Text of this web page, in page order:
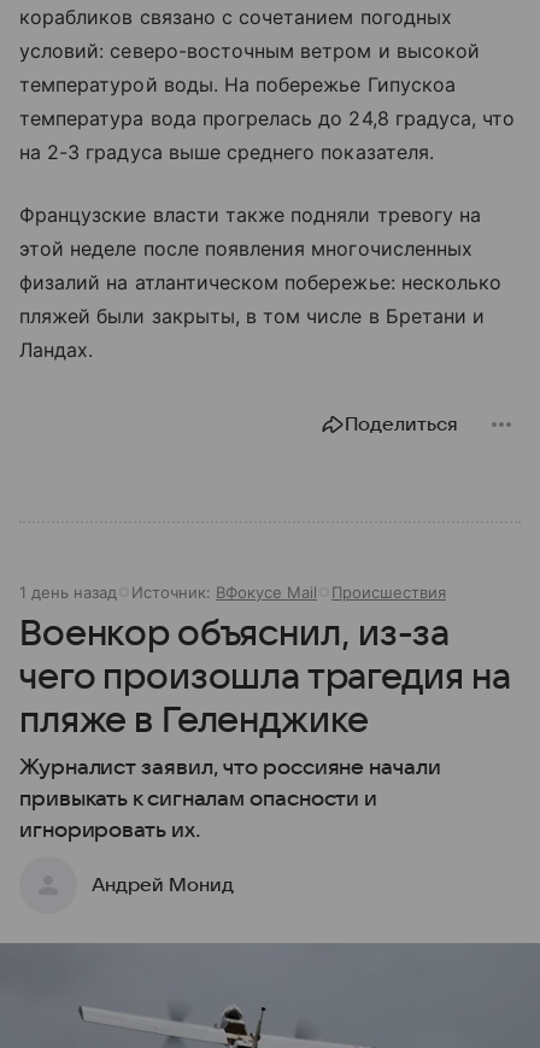
корабликов связано с сочетанием погодных
условий: северо-восточным ветром и высокой
температурой воды. На побережье Гипускоа
температура вода прогрелась до 24,8 градуса, что
на 2-3 градуса выше среднего показателя.
Французские власти также подняли тревогу на
этой неделе после появления многочисленных
физалий на атлантическом побережье: несколько
пляжей были закрыты, в том числе в Бретани и
Ландах.
Поделиться
1 день назад Источник: ВФокусе Mail Происшествия
Военкор объяснил, из-за
чего произошла трагедия на
пляже в Геленджике
Журналист заявил, что россияне начали
привыкать к сигналам опасности и
игнорировать их.
Андрей Монид